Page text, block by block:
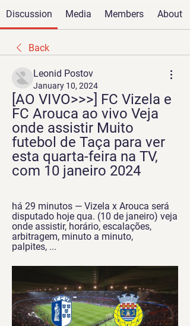
Discussion Media Members About
Back
Leonid Postov
January 10, 2024
[AO VIVO>>>] FC Vizela e
FC Arouca ao vivo Veja
onde assistir Muito
futebol de Taça para ver
esta quarta-feira na TV,
com 10 janeiro 2024
há 29 minutos — Vizela x Arouca será
disputado hoje qua. (10 de janeiro) veja
onde assistir, horário, escalações,
arbitragem, minuto a minuto,
palpites, ...